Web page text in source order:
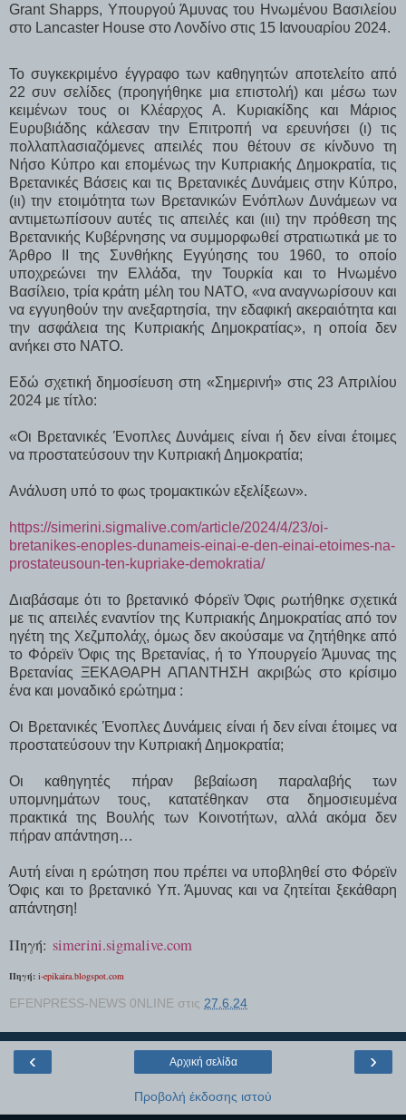
Grant Shapps, Υπουργού Άμυνας του Ηνωμένου Βασιλείου
στο Lancaster House στο Λονδίνο στις 15 Ιανουαρίου 2024.
Το συγκεκριμένο έγγραφο των καθηγητών αποτελείτο από
22 συν σελίδες (προηγήθηκε μια επιστολή) και μέσω των
κειμένων τους οι Κλέαρχος Α. Κυριακίδης και Μάριος
Ευρυβιάδης κάλεσαν την Επιτροπή να ερευνήσει (ι) τις
πολλαπλασιαζόμενες απειλές που θέτουν σε κίνδυνο τη
Νήσο Κύπρο και επομένως την Κυπριακής Δημοκρατία, τις
Βρετανικές Βάσεις και τις Βρετανικές Δυνάμεις στην Κύπρο,
(ιι) την ετοιμότητα των Βρετανικών Ενόπλων Δυνάμεων να
αντιμετωπίσουν αυτές τις απειλές και (ιιι) την πρόθεση της
Βρετανικής Κυβέρνησης να συμμορφωθεί στρατιωτικά με το
Άρθρο ΙΙ της Συνθήκης Εγγύησης του 1960, το οποίο
υποχρεώνει την Ελλάδα, την Τουρκία και το Ηνωμένο
Βασίλειο, τρία κράτη μέλη του ΝΑΤΟ, «να αναγνωρίσουν και
να εγγυηθούν την ανεξαρτησία, την εδαφική ακεραιότητα και
την ασφάλεια της Κυπριακής Δημοκρατίας», η οποία δεν
ανήκει στο ΝΑΤΟ.
Εδώ σχετική δημοσίευση στη «Σημερινή» στις 23 Απριλίου
2024 με τίτλο:
«Οι Βρετανικές Ένοπλες Δυνάμεις είναι ή δεν είναι έτοιμες
να προστατεύσουν την Κυπριακή Δημοκρατία;
Ανάλυση υπό το φως τρομακτικών εξελίξεων».
https://simerini.sigmalive.com/article/2024/4/23/oi-
bretanikes-enoples-dunameis-einai-e-den-einai-etoimes-na-
prostateusoun-ten-kupriake-demokratia/
Διαβάσαμε ότι το βρετανικό Φόρεϊν Όφις ρωτήθηκε σχετικά
με τις απειλές εναντίον της Κυπριακής Δημοκρατίας από τον
ηγέτη της Χεζμπολάχ, όμως δεν ακούσαμε να ζητήθηκε από
το Φόρεϊν Όφις της Βρετανίας, ή το Υπουργείο Άμυνας της
Βρετανίας ΞΕΚΑΘΑΡΗ ΑΠΑΝΤΗΣΗ ακριβώς στο κρίσιμο
ένα και μοναδικό ερώτημα :
Οι Βρετανικές Ένοπλες Δυνάμεις είναι ή δεν είναι έτοιμες να
προστατεύσουν την Κυπριακή Δημοκρατία;
Οι καθηγητές πήραν βεβαίωση παραλαβής των
υπομνημάτων τους, κατατέθηκαν στα δημοσιευμένα
πρακτικά της Βουλής των Κοινοτήτων, αλλά ακόμα δεν
πήραν απάντηση…
Αυτή είναι η ερώτηση που πρέπει να υποβληθεί στο Φόρεϊν
Όφις και το βρετανικό Υπ. Άμυνας και να ζητείται ξεκάθαρη
απάντηση!
Πηγή: simerini.sigmalive.com
Πηγή: i-epikaira.blogspot.com
EFENPRESS-NEWS 0NLINE στις 27.6.24
‹ ›
Αρχική σελίδα
Προβολή έκδοσης ιστού